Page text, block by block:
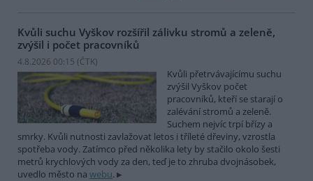
Kvůli suchu Vyškov rozšířil zálivku stromů a zeleně,
zvýšil i počet pracovníků
4.8.2026 00:15 (ČTK)
Kvůli přetrvávajícímu suchu
zvýšil Vyškov počet
pracovníků, kteří se starají o
zalévání stromů a zeleně.
Suchem nejvíc trpí břízy a
smrky. Kvůli nutnosti zavlažovat letos i tříleté dřeviny, vzrostla
spotřeba vody. Zatímco před několika lety by stačilo okolo šesti
metrů krychlových vody za den, teď je to zhruba dvojnásobek,
uvedlo město na webu.